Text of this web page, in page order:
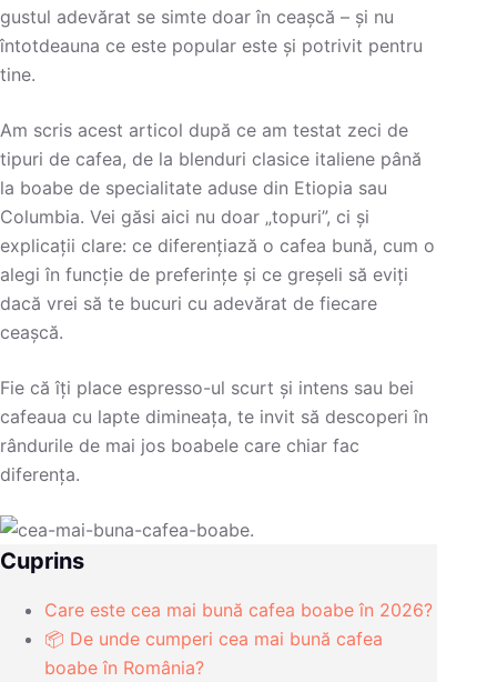
gustul adevărat se simte doar în ceașcă – și nu
întotdeauna ce este popular este și potrivit pentru
tine.
Am scris acest articol după ce am testat zeci de
tipuri de cafea, de la blenduri clasice italiene până
la boabe de specialitate aduse din Etiopia sau
Columbia. Vei găsi aici nu doar „topuri”, ci și
explicații clare: ce diferențiază o cafea bună, cum o
alegi în funcție de preferințe și ce greșeli să eviți
dacă vrei să te bucuri cu adevărat de fiecare
ceașcă.
Fie că îți place espresso-ul scurt și intens sau bei
cafeaua cu lapte dimineața, te invit să descoperi în
rândurile de mai jos boabele care chiar fac
diferența.
Cuprins
Care este cea mai bună cafea boabe în 2026?
📦 De unde cumperi cea mai bună cafea
boabe în România?